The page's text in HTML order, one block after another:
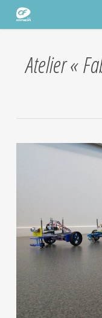
Panneau de gestion des
Passer
contenu
Atelier «